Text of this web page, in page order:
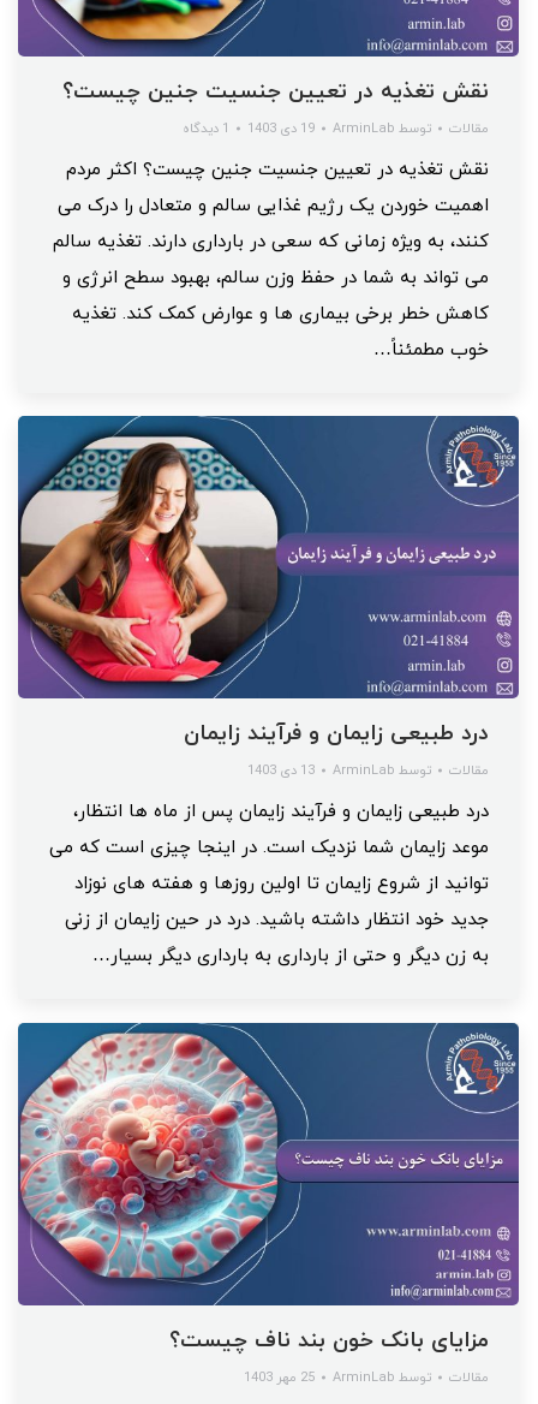
نقش تغذیه در تعیین جنسیت جنین چیست؟
مقالات توسط ArminLab 19 دی 1403 1 دیدگاه
نقش تغذیه در تعیین جنسیت جنین چیست؟ اکثر مردم
اهمیت خوردن یک رژیم غذایی سالم و متعادل را درک می
کنند، به ویژه زمانی که سعی در بارداری دارند. تغذیه سالم
می تواند به شما در حفظ وزن سالم، بهبود سطح انرژی و
کاهش خطر برخی بیماری ها و عوارض کمک کند. تغذیه
خوب مطمئناً…
درد طبیعی زایمان و فرآیند زایمان
مقالات توسط ArminLab 13 دی 1403
درد طبیعی زایمان و فرآیند زایمان پس از ماه ها انتظار،
موعد زایمان شما نزدیک است. در اینجا چیزی است که می
توانید از شروع زایمان تا اولین روزها و هفته های نوزاد
جدید خود انتظار داشته باشید. درد در حین زایمان از زنی
به زن دیگر و حتی از بارداری به بارداری دیگر بسیار…
مزایای بانک خون بند ناف چیست؟
مقالات توسط ArminLab 25 مهر 1403